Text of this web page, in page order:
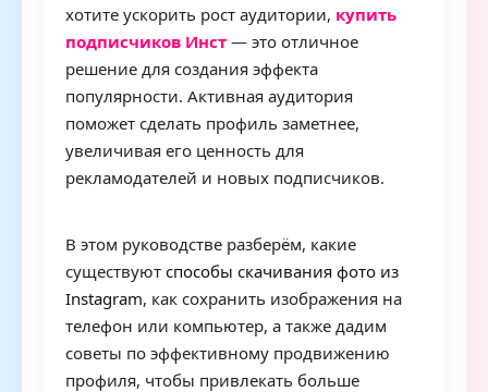
хотите ускорить рост аудитории, купить
подписчиков Инст — это отличное
решение для создания эффекта
популярности. Активная аудитория
поможет сделать профиль заметнее,
увеличивая его ценность для
рекламодателей и новых подписчиков.
В этом руководстве разберём, какие
существуют способы скачивания фото из
Instagram, как сохранить изображения на
телефон или компьютер, а также дадим
советы по эффективному продвижению
профиля, чтобы привлекать больше